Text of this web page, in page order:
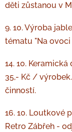
děti zůstanou v
9. 10. Výroba
tématu "Na ovoci
14. 10.
35,- Kč /
činností.
16. 10. Loutkové
Retro Zábřeh -